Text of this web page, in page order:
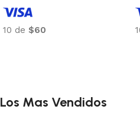
10 de $60
Los Mas Vendidos